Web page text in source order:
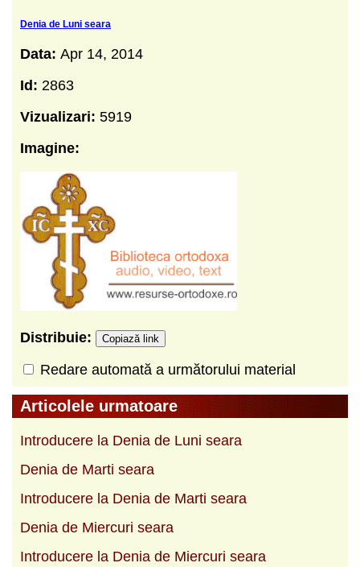
Denia de Luni seara
Data: Apr 14, 2014
Id: 2863
Vizualizari: 5919
Imagine:
Distribuie: Copiază link
Redare automată a următorului material
Articolele urmatoare
Introducere la Denia de Luni seara
Denia de Marti seara
Introducere la Denia de Marti seara
Denia de Miercuri seara
Introducere la Denia de Miercuri seara